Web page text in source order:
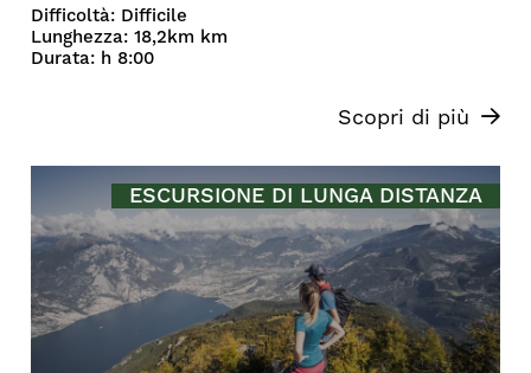
Difficoltà: Difficile
Lunghezza: 18,2km km
Durata: h 8:00
Scopri di più
ESCURSIONE DI LUNGA DISTANZA